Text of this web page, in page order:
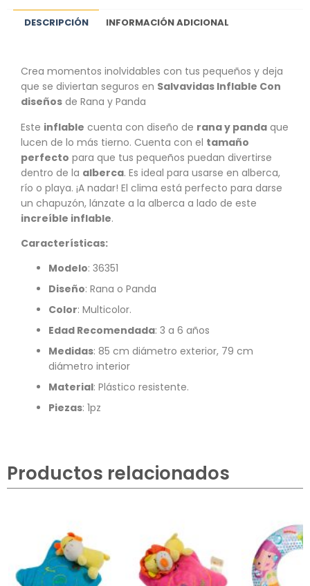
DESCRIPCIÓN INFORMACIÓN ADICIONAL
Crea momentos inolvidables con tus pequeños y deja
que se diviertan seguros en Salvavidas Inflable Con
diseños de Rana y Panda
Este inflable cuenta con diseño de rana y panda que
lucen de lo más tierno. Cuenta con el tamaño
perfecto para que tus pequeños puedan divertirse
dentro de la alberca. Es ideal para usarse en alberca,
río o playa. ¡A nadar! El clima está perfecto para darse
un chapuzón, lánzate a la alberca a lado de este
increíble inflable.
Características:
Modelo: 36351
Diseño: Rana o Panda
Color: Multicolor.
Edad Recomendada: 3 a 6 años
Medidas: 85 cm diámetro exterior, 79 cm
diámetro interior
Material: Plástico resistente.
Piezas: 1pz
Productos relacionados